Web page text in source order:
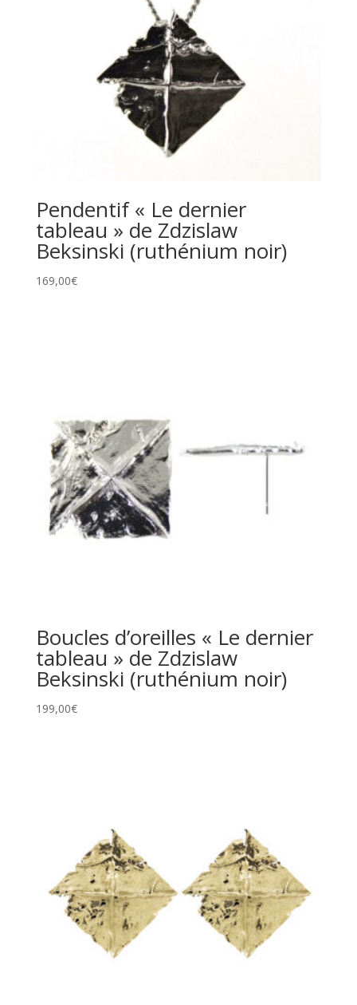
Pendentif « Le dernier
tableau » de Zdzislaw
Beksinski (ruthénium noir)
169,00€
Boucles d’oreilles « Le dernier
tableau » de Zdzislaw
Beksinski (ruthénium noir)
199,00€